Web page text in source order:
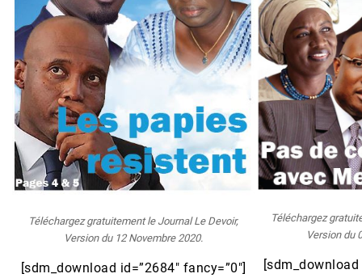
Téléchargez gratuitement le Journal Le Devoir,
Version du 12 Novembre 2020.
[sdm_download id=”2684″ fancy=”0″]
Téléchargez
Version du
[sdm_download